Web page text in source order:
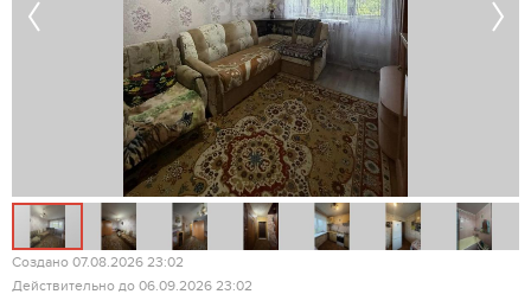
Создано 07.08.2026 23:02
Действительно до 06.09.2026 23:02